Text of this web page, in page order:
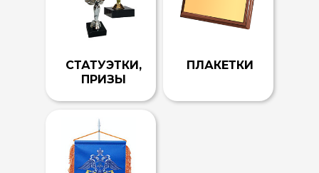
СТАТУЭТКИ,
ПРИЗЫ
ПЛАКЕТКИ